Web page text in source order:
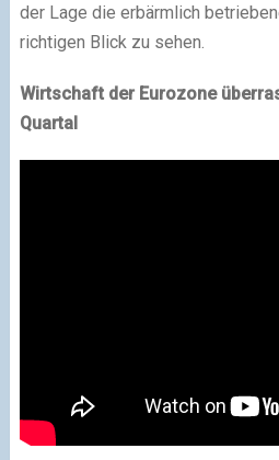
der Lage die erbärmlich
richtigen Blick zu sehen.
Wirtschaft der Eurozone
Quartal